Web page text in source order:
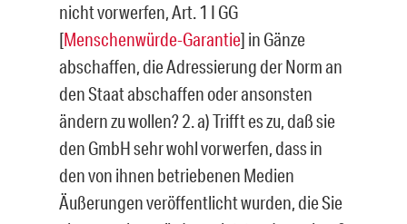
nicht vorwerfen, Art. 1 I GG
[Menschenwürde-Garantie] in Gänze
abschaffen, die Adressierung der Norm an
den Staat abschaffen oder ansonsten
ändern zu wollen? 2. a) Trifft es zu, daß sie
den GmbH sehr wohl vorwerfen, dass in
den von ihnen betriebenen Medien
Äußerungen veröffentlicht wurden, die Sie